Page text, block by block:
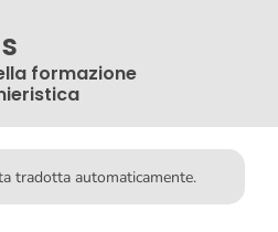
formazione
tradotta automaticamente.